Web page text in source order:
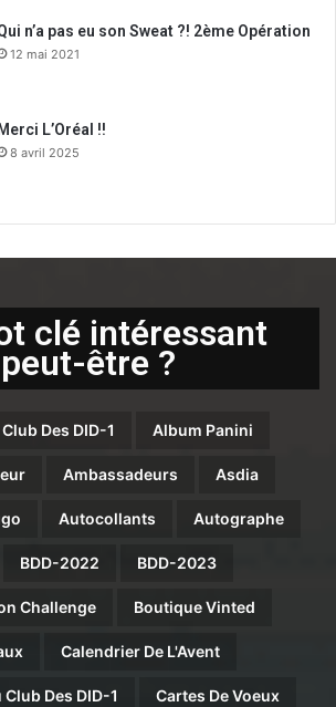
n’a pas eu son Sweat ?! 2ème Opération
12 mai 2021
Merci L’Oréal !!
8 avril 2025
clé intéressant
peut-être ?
Des DID-1 Album Panini
Ambassadeurs Asdia
Autocollants Autographe
BDD-2022 BDD-2023
Challenge Boutique Vinted
Calendrier De L'Avent
Des DID-1 Cartes De Voeux